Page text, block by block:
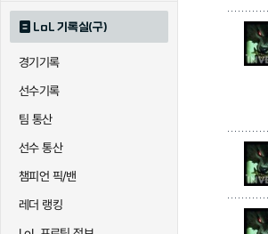
LoL 기록실(구)
경기기록
선수기록
팀 통산
선수 통산
챔피언 픽/밴
레더 랭킹
트
하